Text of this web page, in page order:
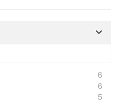
6
6
5